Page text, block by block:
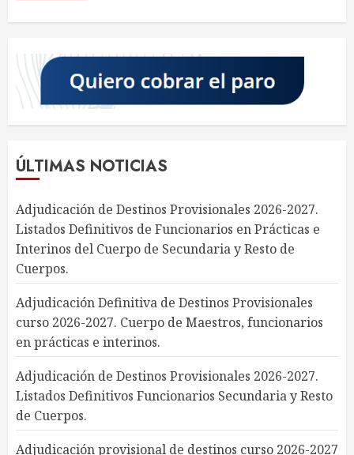
ÚLTIMAS NOTICIAS
Adjudicación de Destinos Provisionales 2026-2027.
Listados Definitivos de Funcionarios en Prácticas e
Interinos del Cuerpo de Secundaria y Resto de
Cuerpos.
Adjudicación Definitiva de Destinos Provisionales
curso 2026-2027. Cuerpo de Maestros, funcionarios
en prácticas e interinos.
Adjudicación de Destinos Provisionales 2026-2027.
Listados Definitivos Funcionarios Secundaria y Resto
de Cuerpos.
Adjudicación provisional de destinos curso 2026-2027